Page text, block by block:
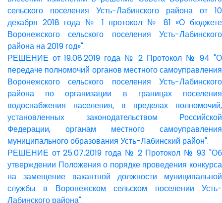
сельского поселения Усть-Лабинского района от 10
декабря 2018 года № 1 протокол № 81 «О бюджете
Воронежского сельского поселения Усть-Лабинского
района на 2019 год»".
РЕШЕНИЕ от 19.08.2019 года № 2 Протокол № 94 "О
передаче полномочий органов местного самоуправления
Воронежского сельского поселения Усть-Лабинского
района по организации в границах поселения
водоснабжения населения, в пределах полномочий,
установленных законодательством Российской
Федерации, органам местного самоуправления
муниципального образования Усть-Лабинский район".
РЕШЕНИЕ от 25.07.2019 года № 2 Протокол № 93 "Об
утверждении Положения о порядке проведения конкурса
на замещение вакантной должности муниципальной
службы в Воронежском сельском поселении Усть-
Лабинского района".